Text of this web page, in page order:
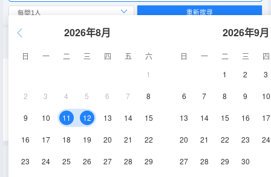
2026年8月
日 一 二 三 四 五
六
1
2 3 4 5 6 7 8
9 10 11 12 13 14 15
16 17 18 19 20 21 22
23 24 25 26 27 28 29
2026年9月
日 一 二 三
四
1
2 3
6 7 8 9 10
13 14 15 16 17
20 21 22 23 24
27 28 29 30
重新搜尋
特價大床房